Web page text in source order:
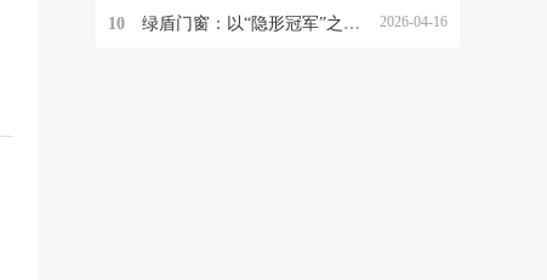
10 ​ 绿盾门窗：以“隐形冠军”之姿，重塑中国高端门窗新格局 2026-04-16